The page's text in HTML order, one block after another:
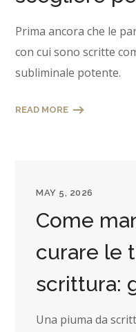
Prima ancora che le
con cui sono scritte
subliminale potente.
READ MORE
MAY 5, 2026
Come
curare le
scrittura:
Una piuma da